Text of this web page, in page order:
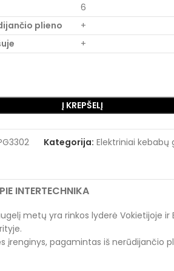
6
plieno
+
+
Į KREPŠELĮ
Kategorija: Elektriniai kebabų
INTERTECHNIKA
metų yra rinkos lyderė Vokietijoje ir
įrenginys, pagamintas iš nerūdijančio